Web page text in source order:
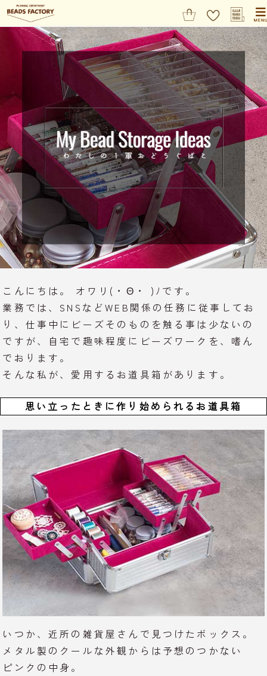
こんにちは。 オワリ(・Θ・ )ﾉです。
業務では、SNSなどWEB関係の任務に従事してお
り、仕事中にビーズそのものを触る事は少ないの
ですが、自宅で趣味程度にビーズワークを、嗜ん
でおります。
そんな私が、愛用するお道具箱があります。
思い立ったときに作り始められるお道具箱
いつか、近所の雑貨屋さんで見つけたボックス。
メタル製のクールな外観からは予想のつかない
ピンクの中身。